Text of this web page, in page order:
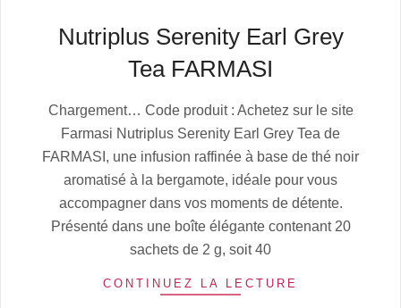
Nutriplus Serenity Earl Grey
Tea FARMASI
07-
Chargement… Code produit : Achetez sur le site
Farmasi Nutriplus Serenity Earl Grey Tea de
FARMASI, une infusion raffinée à base de thé noir
aromatisé à la bergamote, idéale pour vous
accompagner dans vos moments de détente.
Présenté dans une boîte élégante contenant 20
sachets de 2 g, soit 40
CONTINUEZ LA LECTURE